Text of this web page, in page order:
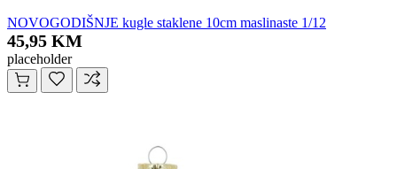
NOVOGODIŠNJE kugle staklene 10cm maslinaste 1/12
45,95 KM
placeholder